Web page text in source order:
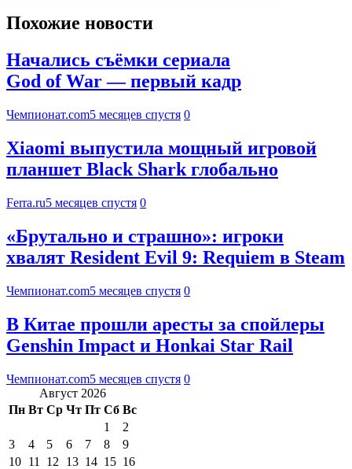
Похожие новости
Начались съёмки сериала
God of War — первый кадр
Чемпионат.com5 месяцев спустя 0
Xiaomi выпустила мощный игровой
планшет Black Shark глобально
Ferra.ru5 месяцев спустя 0
«Брутально и страшно»: игроки
хвалят Resident Evil 9: Requiem в Steam
Чемпионат.com5 месяцев спустя 0
В Китае прошли аресты за спойлеры
Genshin Impact и Honkai Star Rail
Чемпионат.com5 месяцев спустя 0
Август 2026
Пн Вт Ср Чт Пт Сб Вс
1
2
3
4 5 6 7 8
9
10 11 12 13 14 15 16